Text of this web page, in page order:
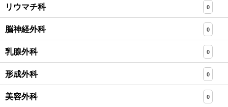
リウマチ科 0
脳神経外科 0
乳腺外科 0
形成外科 0
美容外科 0